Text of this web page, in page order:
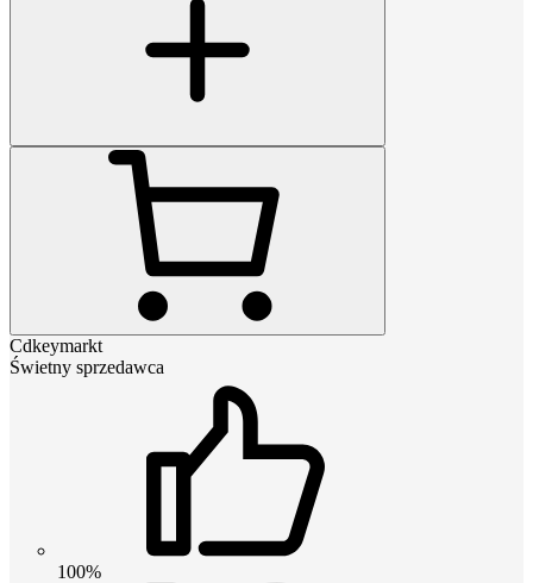
Cdkeymarkt
Świetny sprzedawca
100%